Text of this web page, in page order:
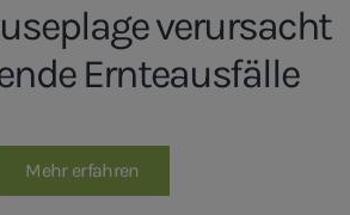
verursacht
Ernteausfälle
Mehr erfahren